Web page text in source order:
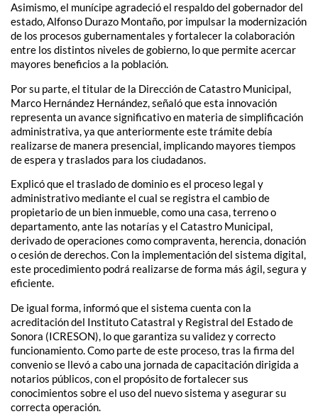
Asimismo, el munícipe agradeció el respaldo del gobernador del
estado, Alfonso Durazo Montaño, por impulsar la modernización
de los procesos gubernamentales y fortalecer la colaboración
entre los distintos niveles de gobierno, lo que permite acercar
mayores beneficios a la población.
Por su parte, el titular de la Dirección de Catastro Municipal,
Marco Hernández Hernández, señaló que esta innovación
representa un avance significativo en materia de simplificación
administrativa, ya que anteriormente este trámite debía
realizarse de manera presencial, implicando mayores tiempos
de espera y traslados para los ciudadanos.
Explicó que el traslado de dominio es el proceso legal y
administrativo mediante el cual se registra el cambio de
propietario de un bien inmueble, como una casa, terreno o
departamento, ante las notarías y el Catastro Municipal,
derivado de operaciones como compraventa, herencia, donación
o cesión de derechos. Con la implementación del sistema digital,
este procedimiento podrá realizarse de forma más ágil, segura y
eficiente.
De igual forma, informó que el sistema cuenta con la
acreditación del Instituto Catastral y Registral del Estado de
Sonora (ICRESON), lo que garantiza su validez y correcto
funcionamiento. Como parte de este proceso, tras la firma del
convenio se llevó a cabo una jornada de capacitación dirigida a
notarios públicos, con el propósito de fortalecer sus
conocimientos sobre el uso del nuevo sistema y asegurar su
correcta operación.